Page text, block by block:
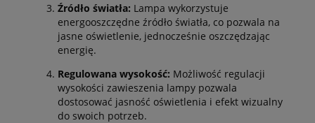
Źródło światła: Lampa wykorzystuje
energooszczędne źródło światła, co pozwala na
jasne oświetlenie, jednocześnie oszczędzając
energię.
Regulowana wysokość: Możliwość regulacji
wysokości zawieszenia lampy pozwala
dostosować jasność oświetlenia i efekt wizualny
do swoich potrzeb.